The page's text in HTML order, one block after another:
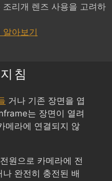
리개 렌즈 사용을 고려하
아보기
지침
거나 기존 장면을 엽
는 장면이 열려
메라에 연결되지 않
원으로 카메라에 전
완전히 충전된 배